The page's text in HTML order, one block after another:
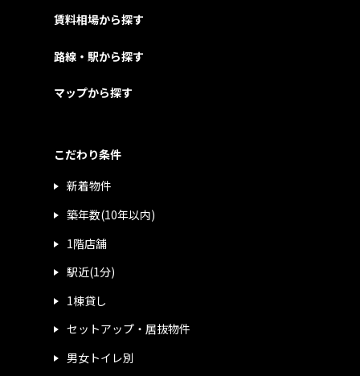
賃料相場から探す
路線・駅から探す
マップから探す
こだわり条件
新着物件
築年数(10年以内)
1階店舗
駅近(1分)
1棟貸し
セットアップ・居抜物件
男女トイレ別